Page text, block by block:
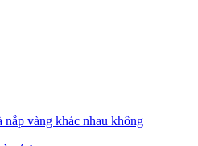
nắp vàng khác nhau không